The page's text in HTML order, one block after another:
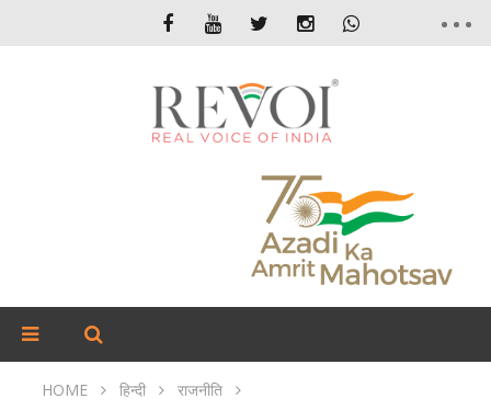
HOME हिन्दी
राजनीति